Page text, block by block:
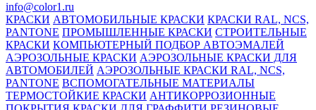
info@color1.ru
КРАСКИ АВТОМОБИЛЬНЫЕ КРАСКИ КРАСКИ RAL, NCS,
PANTONE ПРОМЫШЛЕННЫЕ КРАСКИ СТРОИТЕЛЬНЫЕ
КРАСКИ КОМПЬЮТЕРНЫЙ ПОДБОР АВТОЭМАЛЕЙ
АЭРОЗОЛЬНЫЕ КРАСКИ АЭРОЗОЛЬНЫЕ КРАСКИ ДЛЯ
АВТОМОБИЛЕЙ АЭРОЗОЛЬНЫЕ КРАСКИ RAL, NCS,
PANTONE ВСПОМОГАТЕЛЬНЫЕ МАТЕРИАЛЫ
ТЕРМОСТОЙКИЕ КРАСКИ АНТИКОРРОЗИОННЫЕ